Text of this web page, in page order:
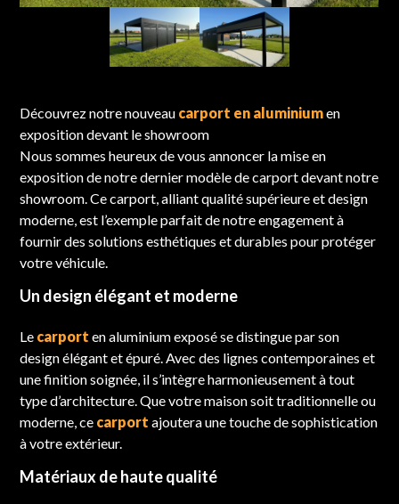
Découvrez notre nouveau carport en aluminiumen
exposition devant le showroom
Nous sommes heureux de vous annoncer la mise en
exposition de notre dernier modèle de carport devant notre
showroom. Ce carport, alliant qualité supérieure et design
moderne, est l’exemple parfait de notre engagement à
fournir des solutions esthétiques et durables pour protéger
votre véhicule.
Un design élégant et moderne
Le carport en aluminium exposé se distingue par son
design élégant et épuré. Avec des lignes contemporaines et
une finition soignée, il s’intègre harmonieusement à tout
type d’architecture. Que votre maison soit traditionnelle ou
moderne, ce carport ajoutera une touche de sophistication
à votre extérieur.
Matériaux de haute qualité